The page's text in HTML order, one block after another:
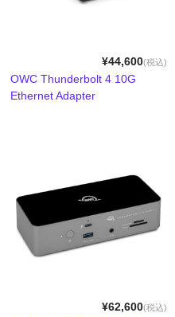
¥44,600(税込)
OWC Thunderbolt 4 10G
Ethernet Adapter
¥62,600(税込)